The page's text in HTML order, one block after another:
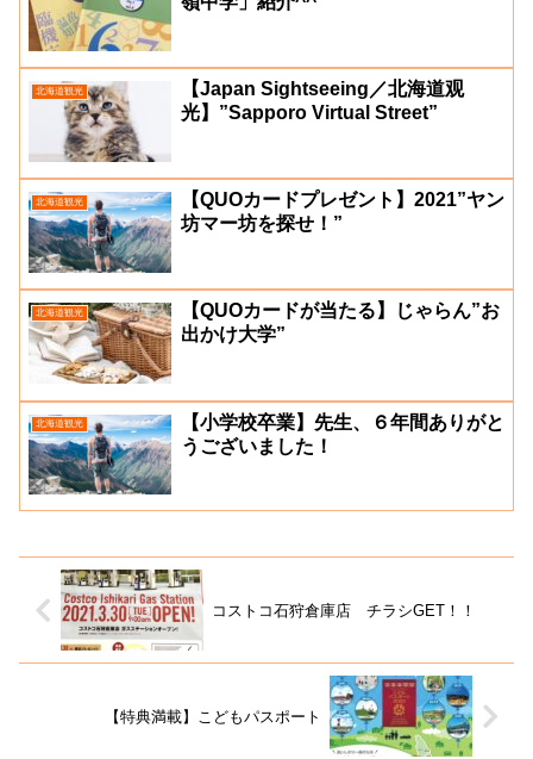
北海道観光
【Japan Sightseeing／北海道观
光】”Sapporo Virtual Street”
北海道観光
【QUOカードプレゼント】2021”ヤン
坊マー坊を探せ！”
北海道観光
【QUOカードが当たる】じゃらん”お
出かけ大学”
北海道観光
【小学校卒業】先生、６年間ありがと
うございました！
コストコ石狩倉庫店 チラシGET！！
【特典満載】こどもパスポート